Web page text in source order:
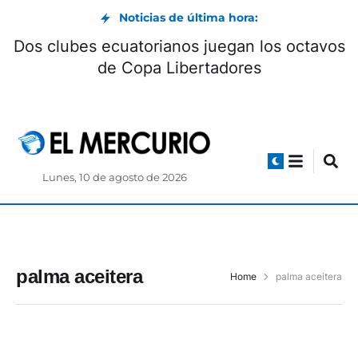
Noticias de última hora:
Dos clubes ecuatorianos juegan los octavos
de Copa Libertadores
Lunes, 10 de agosto de 2026
palma aceitera Home palma aceitera